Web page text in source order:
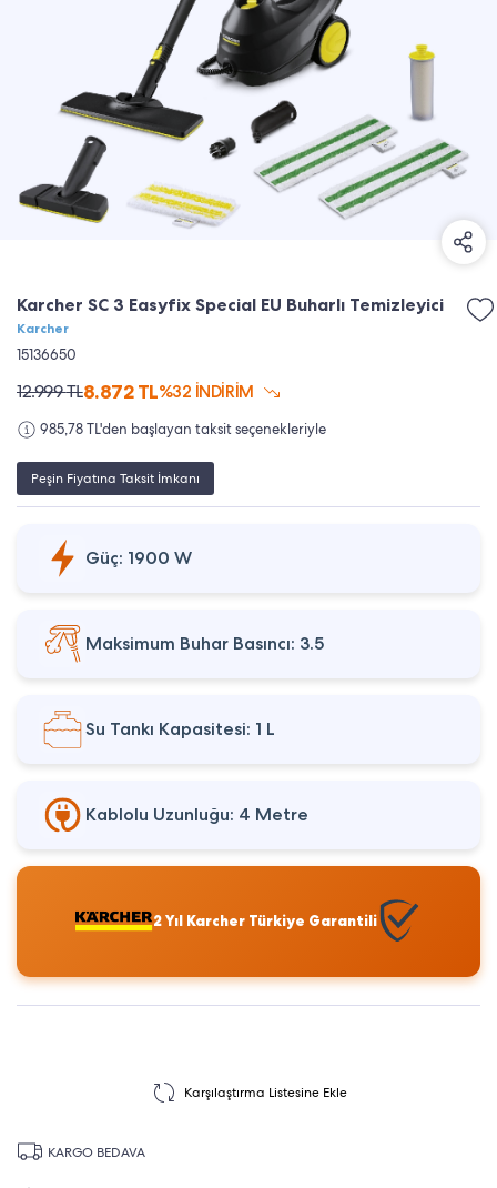
Karcher SC 3 Easyfix Special EU Buharlı Temizleyici
Karcher
15136650
12.999TL8.872TL%32 İNDİRİM
985,78 TL'den başlayan taksit seçenekleriyle
Peşin Fiyatına Taksit İmkanı
Güç: 1900 W
Maksimum Buhar Basıncı: 3.5
Su Tankı Kapasitesi: 1 L
Kablolu Uzunluğu: 4 Metre
2 Yıl Karcher Türkiye Garantili
Karşılaştırma Listesine Ekle
KARGO BEDAVA